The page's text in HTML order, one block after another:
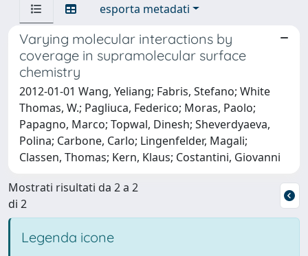
esporta metadati
Varying molecular interactions by
coverage in supramolecular surface
chemistry
2012-01-01 Wang, Yeliang; Fabris, Stefano; White
Thomas, W.; Pagliuca, Federico; Moras, Paolo;
Papagno, Marco; Topwal, Dinesh; Sheverdyaeva,
Polina; Carbone, Carlo; Lingenfelder, Magali;
Classen, Thomas; Kern, Klaus; Costantini, Giovanni
Mostrati risultati da 2 a 2
di 2
Legenda icone